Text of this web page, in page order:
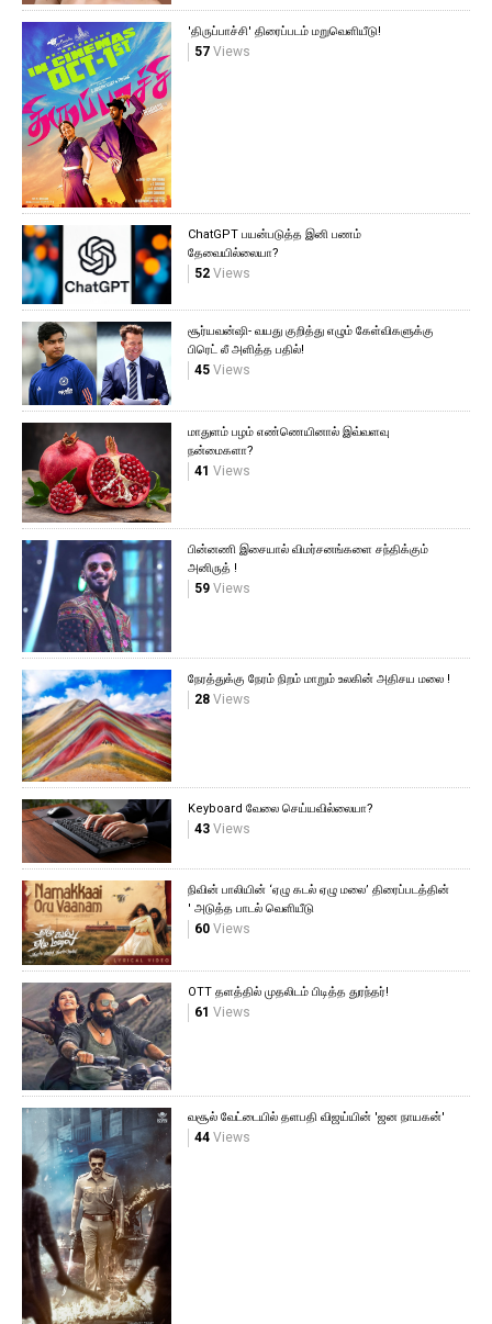
'திருப்பாச்சி' திரைப்படம் மறுவெளியீடு!
57Views
ChatGPT பயன்படுத்த இனி பணம்
தேவையில்லையா?
52Views
சூர்யவன்ஷி- வயது குறித்து எழும் கேள்விகளுக்கு
பிரெட் லீ அளித்த பதில்!
45Views
மாதுளம் பழம் எண்ணெயினால் இவ்வளவு
நன்மைகளா?
41 Views
பின்னணி இசையால் விமர்சனங்களை சந்திக்கும்
அனிருத் !
59Views
நேரத்துக்கு நேரம் நிறம் மாறும் உலகின் அதிசய மலை !
28Views
Keyboard வேலை செய்யவில்லையா?
43Views
நிவின் பாலியின் ‘ஏழு கடல் ஏழு மலை’ திரைப்படத்தின்
' அடுத்த பாடல் வெளியீடு
60Views
OTT தளத்தில் முதலிடம் பிடித்த துரந்தர்!
61 Views
வசூல் வேட்டையில் தளபதி விஜய்யின் 'ஜன நாயகன்'
44Views